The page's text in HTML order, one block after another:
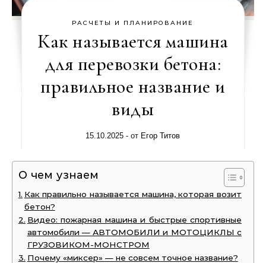
РАСЧЕТЫ И ПЛАНИРОВАНИЕ
Как называется машина
для перевозки бетона:
правильное название и
виды
15.10.2025 - от Егор Титов
О чем узнаем
Как правильно называется машина, которая возит
бетон?
Видео: пожарная машина и быстрые спортивные
автомобили — АВТОМОБИЛИ и МОТОЦИКЛЫ с
ГРУЗОВИКОМ-МОНСТРОМ
Почему «миксер» — не совсем точное название?